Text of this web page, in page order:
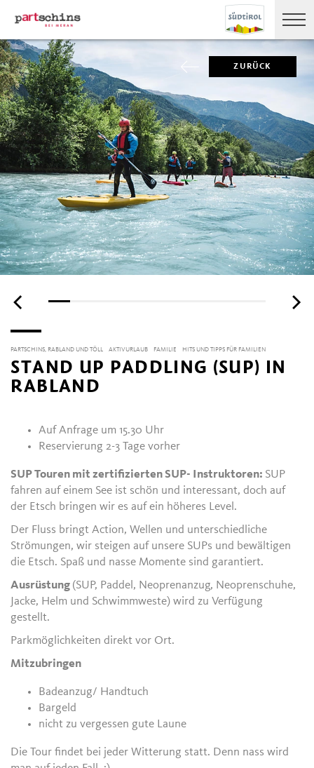
ZURÜCK
PARTSCHINS, RABLAND UND TÖLL AKTIVURLAUB FAMILIE HITS UND TIPPS FÜR FAMILIEN
STAND UP PADDLING (SUP) IN
RABLAND
Auf Anfrage um 15.30 Uhr
Reservierung 2-3 Tage vorher
SUP Touren mit zertifizierten SUP- Instruktoren: SUP
fahren auf einem See ist schön und interessant, doch auf
der Etsch bringen wir es auf ein höheres Level.
Der Fluss bringt Action, Wellen und unterschiedliche
Strömungen, wir steigen auf unsere SUPs und bewältigen
die Etsch. Spaß und nasse Momente sind garantiert.
Ausrüstung (SUP, Paddel, Neoprenanzug, Neoprenschuhe,
Jacke, Helm und Schwimmweste) wird zu Verfügung
gestellt.
Parkmöglichkeiten direkt vor Ort.
Mitzubringen
Badeanzug/ Handtuch
Bargeld
nicht zu vergessen gute Laune
Die Tour findet bei jeder Witterung statt. Denn nass wird